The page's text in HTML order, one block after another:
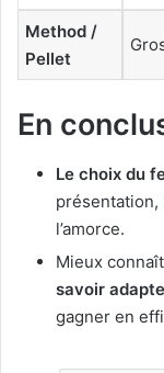
Method /
Pellet
En
Le choix du
l’amorce.
Mieux
savoir
gagner en